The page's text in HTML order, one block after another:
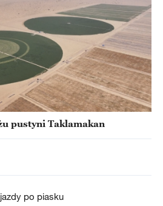
pustyni Taklamakan
po piasku